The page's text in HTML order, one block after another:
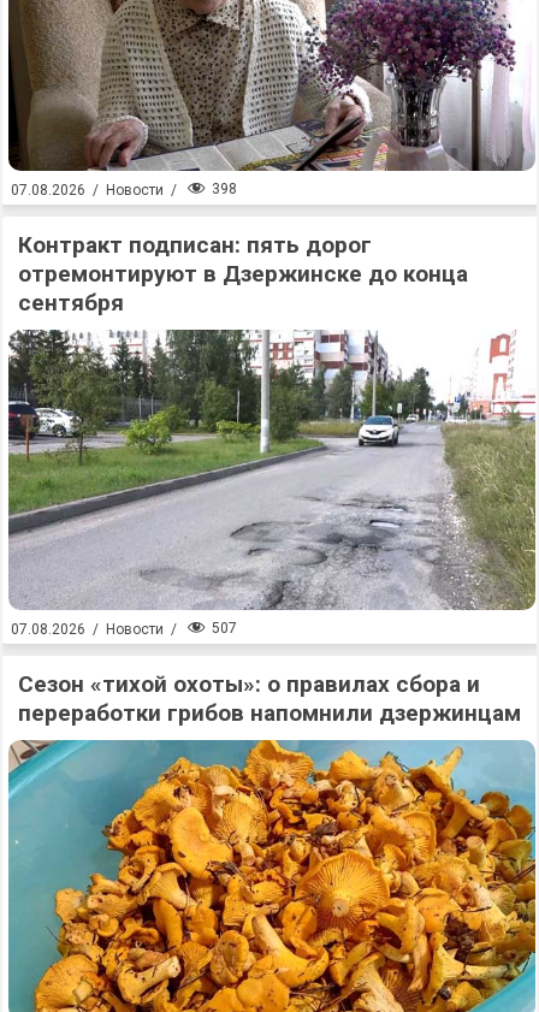
07.08.2026 / Новости / 398
Контракт подписан: пять дорог
отремонтируют в Дзержинске до конца
сентября
07.08.2026 / Новости / 507
Сезон «тихой охоты»: о правилах сбора и
переработки грибов напомнили дзержинцам